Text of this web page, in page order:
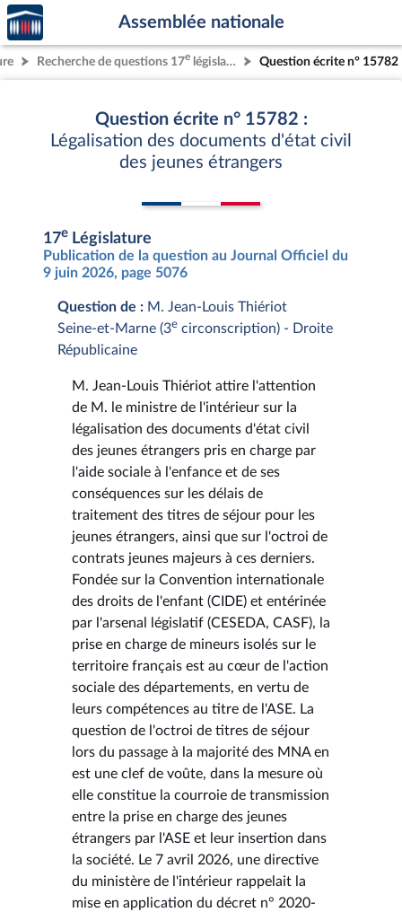
Aller au contenu
Aller en bas de la page
Accèder
à la
page
d'accueil
Assemblée nationale
Recherche de questions 17e législature Question écrite n° 15782
Question écrite n° 15782 :
Légalisation des documents d'état civil
des jeunes étrangers
17e Législature
Publication de la question au Journal Officiel du
9 juin 2026, page 5076
Question de : M. Jean-Louis Thiériot
Seine-et-Marne (3e circonscription) - Droite
Républicaine
M. Jean-Louis Thiériot attire l'attention
de M. le ministre de l'intérieur sur la
légalisation des documents d'état civil
des jeunes étrangers pris en charge par
l'aide sociale à l'enfance et de ses
conséquences sur les délais de
traitement des titres de séjour pour les
jeunes étrangers, ainsi que sur l'octroi de
contrats jeunes majeurs à ces derniers.
Fondée sur la Convention internationale
des droits de l'enfant (CIDE) et entérinée
par l'arsenal législatif (CESEDA, CASF), la
prise en charge de mineurs isolés sur le
territoire français est au cœur de l'action
sociale des départements, en vertu de
leurs compétences au titre de l'ASE. La
question de l'octroi de titres de séjour
lors du passage à la majorité des MNA en
est une clef de voûte, dans la mesure où
elle constitue la courroie de transmission
entre la prise en charge des jeunes
étrangers par l'ASE et leur insertion dans
la société. Le 7 avril 2026, une directive
du ministère de l'intérieur rappelait la
mise en application du décret n° 2020-